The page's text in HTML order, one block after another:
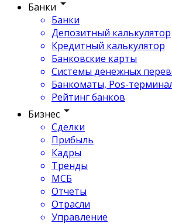
Банки
Банки
Депозитный калькулятор
Кредитный калькулятор
Банковские карты
Системы денежных
Банкоматы, Pos-
Рейтинг банков
Бизнес
Сделки
Прибыль
Кадры
Тренды
МСБ
Отчеты
Отрасли
Управление